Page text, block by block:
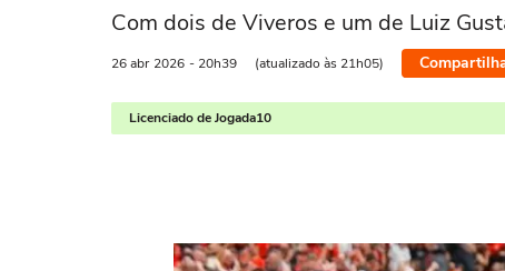
Com dois de Viveros e um de Luiz
26 abr 2026 - 20h39 (atualizado às 21h05)
Licenciado de Jogada10